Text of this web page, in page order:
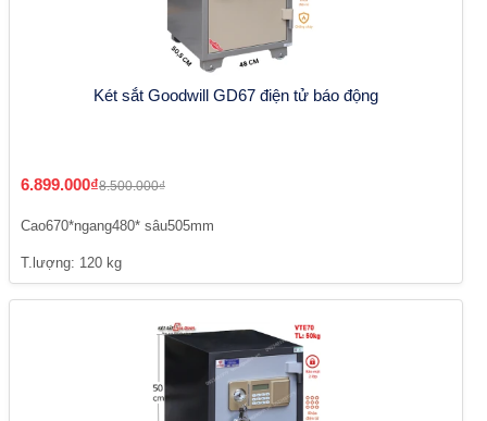
Két sắt Goodwill GD67 điện tử báo động
6.899.000₫8.500.000₫
Cao670*ngang480* sâu505mm
T.lượng: 120 kg